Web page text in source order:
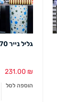
גליל נייר 70 ס"מ
231.00 ₪
הוספה לסל